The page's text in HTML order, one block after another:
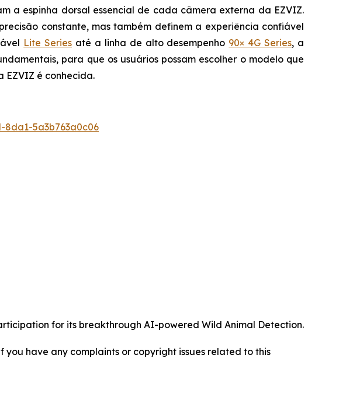
a espinha dorsal essencial de cada câmera externa da EZVIZ.
constante, mas também definem a experiência confiável
Lite Series até a linha de alto desempenho 90× 4G Series, a
para que os usuários possam escolher o modelo que
EZVIZ é conhecida.
5a3b763a0c06
for its breakthrough AI-powered Wild Animal Detection.
have any complaints or copyright issues related to this